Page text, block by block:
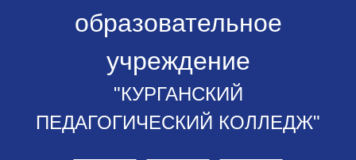
образовательное
учреждение
"КУРГАНСКИЙ
ПЕДАГОГИЧЕСКИЙ КОЛЛЕДЖ"